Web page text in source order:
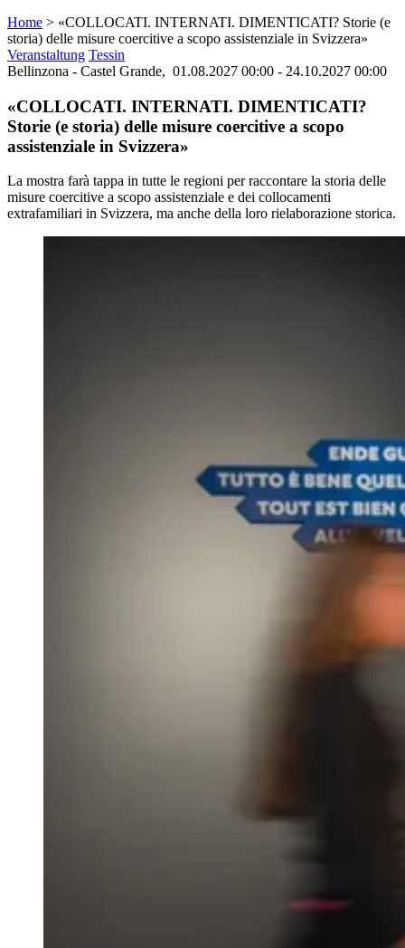
Home > «COLLOCATI. INTERNATI. DIMENTICATI? Storie (e
storia) delle misure coercitive a scopo assistenziale in Svizzera»
Veranstaltung Tessin
Bellinzona - Castel Grande, 01.08.2027 00:00 - 24.10.2027 00:00
«COLLOCATI. INTERNATI. DIMENTICATI?
Storie (e storia) delle misure coercitive a scopo
assistenziale in Svizzera»
La mostra farà tappa in tutte le regioni per raccontare la storia delle
misure coercitive a scopo assistenziale e dei collocamenti
extrafamiliari in Svizzera, ma anche della loro rielaborazione storica.